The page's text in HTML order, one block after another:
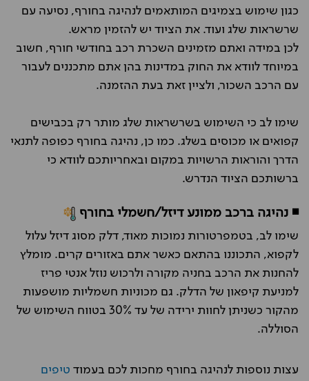
כגון שימוש בצמיגים המותאמים לנהיגה בחורף, נסיעה עם
שרשראות שלג ועוד. את הציוד יש להזמין מראש.
לכן במידה ואתם מזמינים השכרת רכב בחודשי חורף, חשוב
במיוחד לוודא את החוק במדינות בהן אתם מתכננים לעבור
עם הרכב השכור, ולציין זאת בעת ההזמנה.
שימו לב כי השימוש בשרשראות שלג מותר רק בכבישים
קפואים או מכוסים בשלג. כמו כן, נהיגה בחורף כפופה לתנאי
הדרך והוראות הרשויות במקום ובאחריותכם לוודא כי
ברשותכם הציוד הנדרש.
◾ נהיגה ברכב ממונע דיזל/חשמלי בחורף
שימו לב, בטמפרטורות נמוכות מאוד, דלק מסוג דיזל עלול
לקפוא, התכוננו בהתאם כאשר אתם באזורים קרים. מומלץ
להחנות את הרכב בחניה מקורה ולרכוש נוזל אנטי פריז
למניעת קיפאון של הדלק. גם מכוניות חשמליות מושפעות
מהקור כשניתן לחוות ירידה של עד 30% בטווח השימוש של
הסוללה.
עצות נוספות לנהיגה בחורף מחכות לכם בעמוד טיפים